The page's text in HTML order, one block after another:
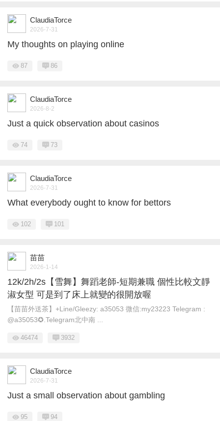
ClaudiaTorce
2026-7-31
My thoughts on playing online
87 86
ClaudiaTorce
2026-8-2
Just a quick observation about casinos
74 73
ClaudiaTorce
2026-7-31
What everybody ought to know for bettors
102 101
苗苗
2026-1-14
12k/2h/2s【雪舞】舞蹈老師-短期兼職 個性比較文靜
淑女型 可是到了床上就變的很開放喔
【苗苗外送茶】+Line/Gleezy: a35053 微信:my23223 Telegram :
@a35053✪.Telegram北中南 ...
46474 3932
ClaudiaTorce
2026-7-31
Just a small observation about gambling
95 94